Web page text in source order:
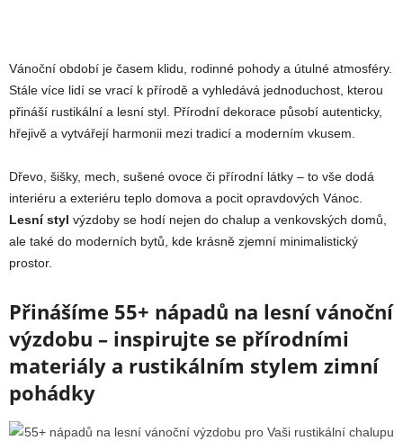
Vánoční období je časem klidu, rodinné pohody a útulné atmosféry.
Stále více lidí se vrací k přírodě a vyhledává jednoduchost, kterou
přináší rustikální a lesní styl. Přírodní dekorace působí autenticky,
hřejivě a vytvářejí harmonii mezi tradicí a moderním vkusem.
Dřevo, šišky, mech, sušené ovoce či přírodní látky – to vše dodá
interiéru a exteriéru teplo domova a pocit opravdových Vánoc.
Lesní styl výzdoby se hodí nejen do chalup a venkovských domů,
ale také do moderních bytů, kde krásně zjemní minimalistický
prostor.
Přinášíme 55+ nápadů na lesní vánoční
výzdobu – inspirujte se přírodními
materiály a rustikálním stylem zimní
pohádky